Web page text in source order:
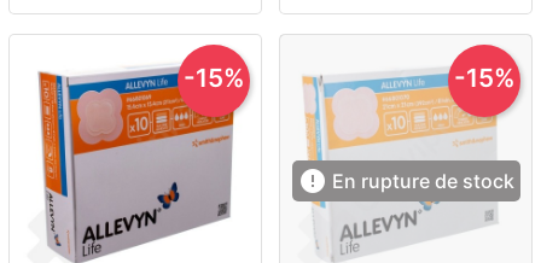
-15%
 En rupture de stock
-15%